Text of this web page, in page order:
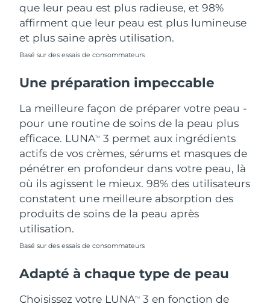
que leur peau est plus radieuse, et 98%
affirment que leur peau est plus lumineuse
et plus saine après utilisation.
Basé sur des essais de consommateurs
Une préparation impeccable
La meilleure façon de préparer votre peau -
pour une routine de soins de la peau plus
efficace. LUNATM
3 permet aux ingrédients
actifs de vos crèmes, sérums et masques de
pénétrer en profondeur dans votre peau, là
où ils agissent le mieux. 98% des utilisateurs
constatent une meilleure absorption des
produits de soins de la peau après
utilisation.
Basé sur des essais de consommateurs
Adapté à chaque type de peau
Choisissez votre LUNATM
3 en fonction de